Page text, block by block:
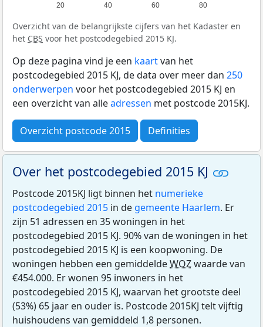
20 40 60 80
Overzicht van de belangrijkste cijfers van het Kadaster en
het CBS voor het postcodegebied 2015 KJ.
Op deze pagina vind je een kaartvan het
postcodegebied 2015 KJ, de data over meer dan 250
onderwerpen voor het postcodegebied 2015 KJ en
een overzicht van alleadressen met postcode 2015KJ.
Overzicht postcode 2015 Definities
Over het postcodegebied 2015 KJ
Postcode 2015KJ ligt binnen het numerieke
postcodegebied 2015 in de gemeente Haarlem. Er
zijn 51 adressen en 35 woningen in het
postcodegebied 2015 KJ. 90% van de woningen in het
postcodegebied 2015 KJ is een koopwoning. De
woningen hebben een gemiddeldeWOZwaarde van
€454.000. Er wonen 95 inwoners in het
postcodegebied 2015 KJ, waarvan het grootste deel
(53%) 65 jaar en ouder is. Postcode 2015KJ telt vijftig
huishoudens van gemiddeld 1,8 personen.